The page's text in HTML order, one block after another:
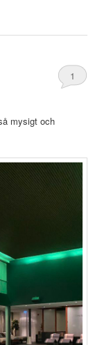
1
mysigt och